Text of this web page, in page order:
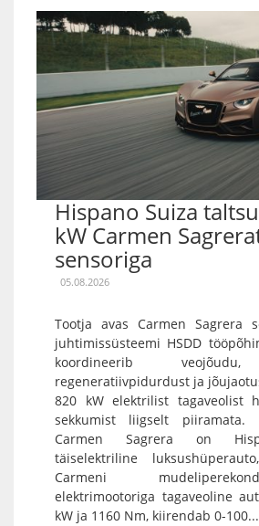
Hispano Suiza
kW Carmen
sensoriga
05.08.2026
Tootja avas Carmen Sagrera
juhtimissüsteemi HSDD
koordineerib
regeneratiivpidurdust ja
820 kW elektrilist tagaveolist
sekkumist liigselt piiramata.
Carmen Sagrera on
täiselektriline
Carmeni
elektrimootoriga tagaveoline
kW ja 1160 Nm, kiirendab 0-100...